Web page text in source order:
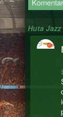
Huta Jazz